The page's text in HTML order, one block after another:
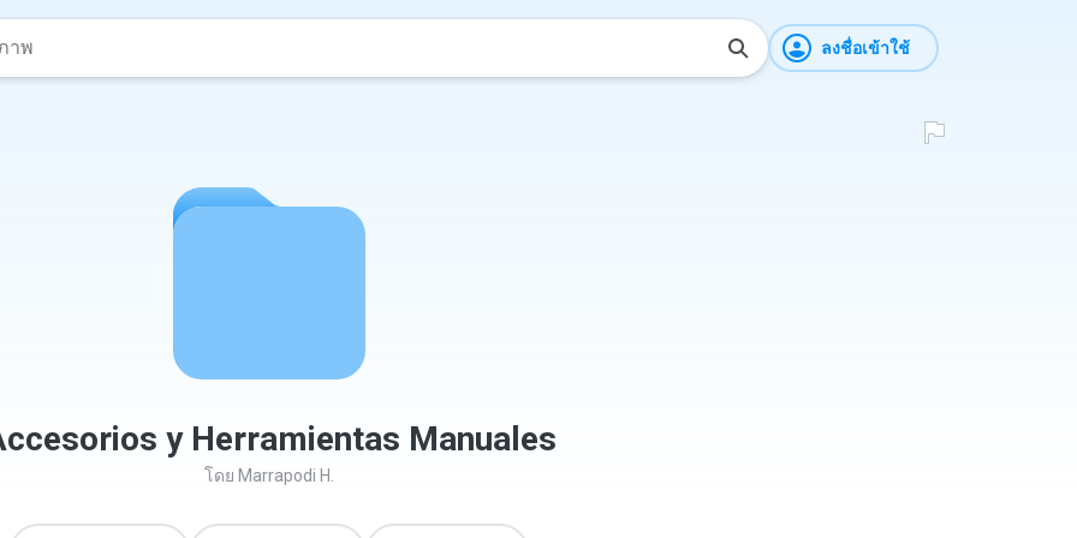
ลงชื่อเข้าใช้
y Herramientas Manuales
โดย Marrapodi H.